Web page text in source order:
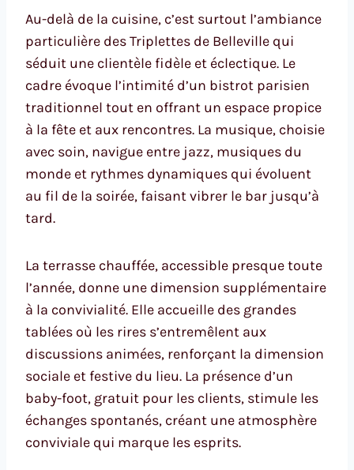
Au-delà de la cuisine, c’est surtout l’ambiance
particulière des Triplettes de Belleville qui
séduit une clientèle fidèle et éclectique. Le
cadre évoque l’intimité d’un bistrot parisien
traditionnel tout en offrant un espace propice
à la fête et aux rencontres. La musique, choisie
avec soin, navigue entre jazz, musiques du
monde et rythmes dynamiques qui évoluent
au fil de la soirée, faisant vibrer le bar jusqu’à
tard.
La terrasse chauffée, accessible presque toute
l’année, donne une dimension supplémentaire
à la convivialité. Elle accueille des grandes
tablées où les rires s’entremêlent aux
discussions animées, renforçant la dimension
sociale et festive du lieu. La présence d’un
baby-foot, gratuit pour les clients, stimule les
échanges spontanés, créant une atmosphère
conviviale qui marque les esprits.